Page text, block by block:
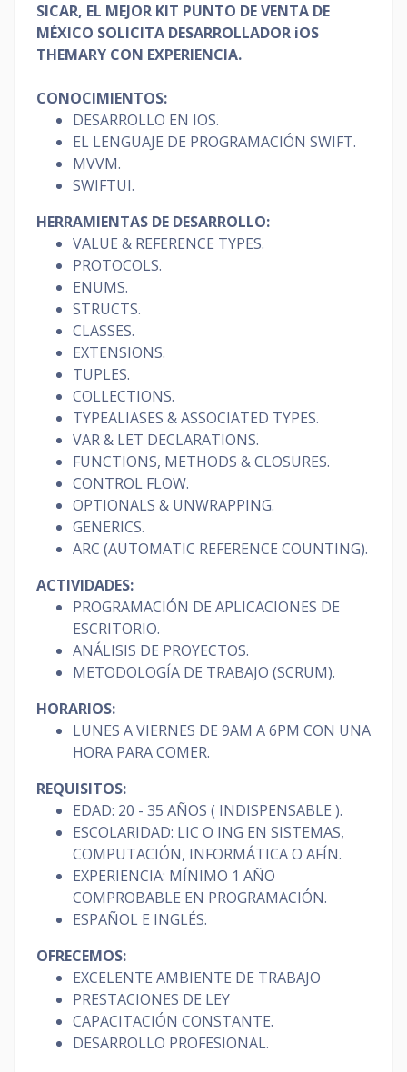
SICAR, EL MEJOR KIT PUNTO DE VENTA DE
MÉXICO SOLICITA DESARROLLADOR iOS
THEMARY CON EXPERIENCIA.
CONOCIMIENTOS:
DESARROLLO EN IOS.
EL LENGUAJE DE PROGRAMACIÓN SWIFT.
MVVM.
SWIFTUI.
HERRAMIENTAS DE DESARROLLO:
VALUE & REFERENCE TYPES.
PROTOCOLS.
ENUMS.
STRUCTS.
CLASSES.
EXTENSIONS.
TUPLES.
COLLECTIONS.
TYPEALIASES & ASSOCIATED TYPES.
VAR & LET DECLARATIONS.
FUNCTIONS, METHODS & CLOSURES.
CONTROL FLOW.
OPTIONALS & UNWRAPPING.
GENERICS.
ARC (AUTOMATIC REFERENCE COUNTING).
ACTIVIDADES:
PROGRAMACIÓN DE APLICACIONES DE
ESCRITORIO.
ANÁLISIS DE PROYECTOS.
METODOLOGÍA DE TRABAJO (SCRUM).
HORARIOS:
LUNES A VIERNES DE 9AM A 6PM CON UNA
HORA PARA COMER.
REQUISITOS:
EDAD: 20 - 35 AÑOS ( INDISPENSABLE ).
ESCOLARIDAD: LIC O ING EN SISTEMAS,
COMPUTACIÓN, INFORMÁTICA O AFÍN.
EXPERIENCIA: MÍNIMO 1 AÑO
COMPROBABLE EN PROGRAMACIÓN.
ESPAÑOL E INGLÉS.
OFRECEMOS:
EXCELENTE AMBIENTE DE TRABAJO
PRESTACIONES DE LEY
CAPACITACIÓN CONSTANTE.
DESARROLLO PROFESIONAL.